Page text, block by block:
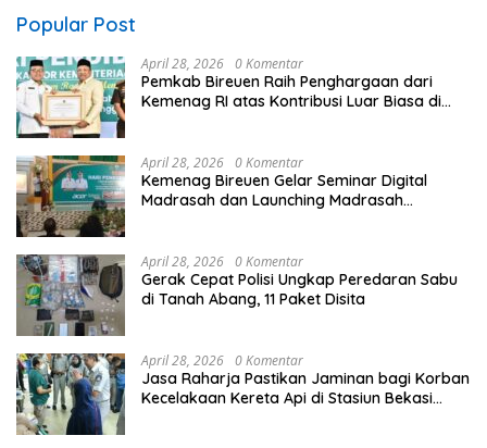
Popular Post
April 28, 2026 0 Komentar
Pemkab Bireuen Raih Penghargaan dari
Kemenag RI atas Kontribusi Luar Biasa di
April 28, 2026 0 Komentar
Kemenag Bireuen Gelar Seminar Digital
Madrasah dan Launching Madrasah
April 28, 2026 0 Komentar
Gerak Cepat Polisi Ungkap Peredaran Sabu
di Tanah Abang, 11 Paket Disita
April 28, 2026 0 Komentar
Jasa Raharja Pastikan Jaminan bagi Korban
Kecelakaan Kereta Api di Stasiun Bekasi